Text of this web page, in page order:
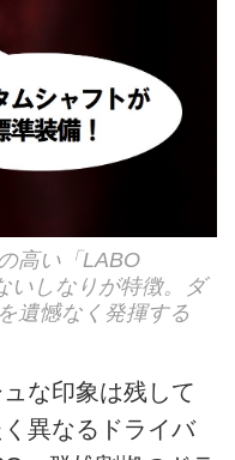
高い「LABO
いしなりが特徴。ダ
遺憾なく発揮する
な印象は残して
異なるドライバ